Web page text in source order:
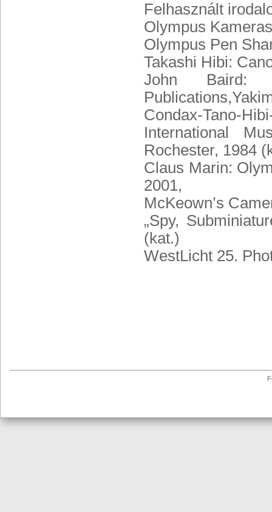
Felhasznált
Olympus
Olympus Pen
Takashi Hibi:
John Baird:
Condax-Tano-
International
Rochester, 1984
Claus Marin:
2001,
McKeown’s
„Spy,
(kat.)
WestLicht 25.